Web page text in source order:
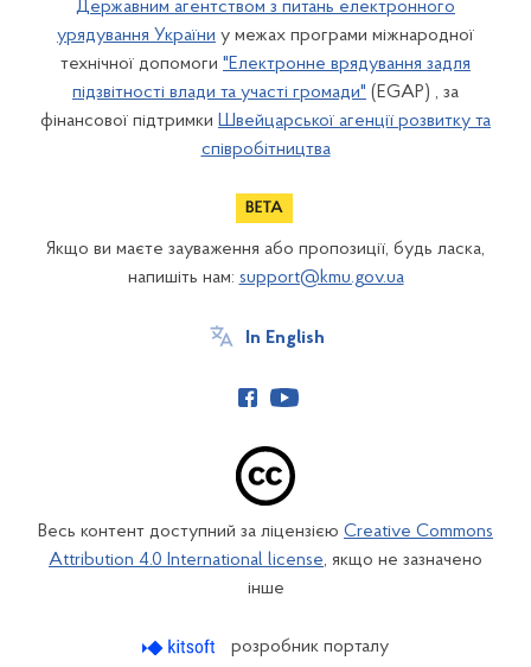
Державним агентством з питань електронного
урядування України у межах програми міжнародної
технічної допомоги "Електронне врядування задля
підзвітності влади та участі громади" (EGAP) , за
фінансової підтримки Швейцарської агенції розвитку та
співробітництва
Якщо ви маєте зауваження або пропозиції, будь ласка,
напишіть нам: support@kmu.gov.ua
In English
Весь контент доступний за ліцензією Creative Commons
Attribution 4.0 International license, якщо не зазначено
інше
розробник порталу